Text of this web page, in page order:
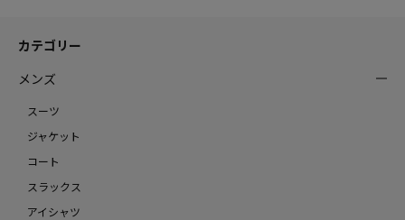
カテゴリー
メンズ
スーツ
ジャケット
コート
スラックス
アイシャツ